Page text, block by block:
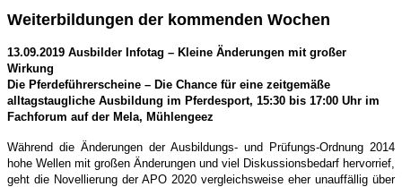
Weiterbildungen der kommenden Wochen
13.09.2019 Ausbilder Infotag – Kleine Änderungen mit großer
Wirkung
Die Pferdeführerscheine – Die Chance für eine zeitgemäße
alltagstaugliche Ausbildung im Pferdesport, 15:30 bis 17:00 Uhr im
Fachforum auf der Mela, Mühlengeez
Während die Änderungen der Ausbildungs- und Prüfungs-Ordnung 2014
hohe Wellen mit großen Änderungen und viel Diskussionsbedarf hervorrief,
geht die Novellierung der APO 2020 vergleichsweise eher unauffällig über